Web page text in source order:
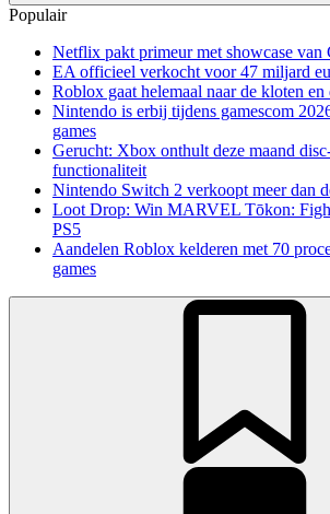
Populair
Netflix pakt primeur met showcase van
EA officieel verkocht voor 47 miljard
Roblox gaat helemaal naar de kloten
Nintendo is erbij tijdens gamescom
games
Gerucht: Xbox onthult deze maand
functionaliteit
Nintendo Switch 2 verkoopt meer dan
Loot Drop: Win MARVEL Tōkon:
PS5
Aandelen Roblox kelderen met 70
games